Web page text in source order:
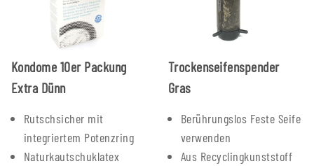
Kondome 10er Packung
Extra Dünn
Rutschsicher mit
integriertem Potenzring
Naturkautschuklatex
Trockenseifenspender
Gras
Berührungslos Feste Seife
verwenden
Aus Recyclingkunststoff